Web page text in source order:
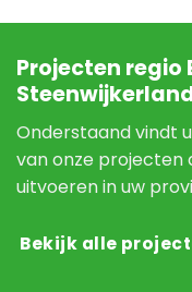
Projecten
Onderstaand vindt
van onze projecten
uitvoeren in uw
Bekijk alle